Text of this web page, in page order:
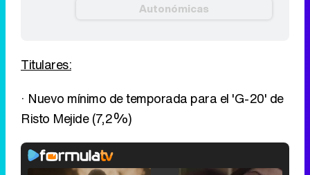
Autonómicas
Titulares:
· Nuevo mínimo de temporada para el 'G-20' de
Risto Mejide (7,2%)